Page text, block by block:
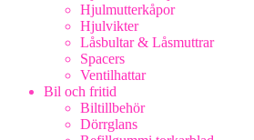
Hjulmutterkåpor
Hjulvikter
Låsbultar & Låsmuttrar
Spacers
Ventilhattar
Bil och fritid
Biltillbehör
Dörrglans